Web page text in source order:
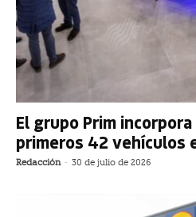
El grupo Prim
primeros 42 vehículos
Redacción - 30 de julio de 2026